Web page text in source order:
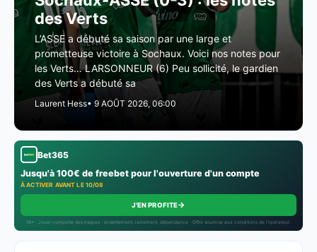
des Verts
L’ASSE a débuté sa saison par une large et
prometteuse victoire à Sochaux. Voici nos notes pour
les Verts… LARSONNEUR (6) Peu sollicité, le gardien
des Verts a débuté sa
Laurent Hess• 9 AOÛT 2026, 06:00
Bet365
Jusqu'à 100€ de freebet pour l'ouverture d'un compte
À ACTIVER AVANT LE 10/08
J'EN PROFITE→
18+ · Jouer comporte des risques : endettement, isolement, dépendance · Offre soumise aux conditions de l’opérateur.